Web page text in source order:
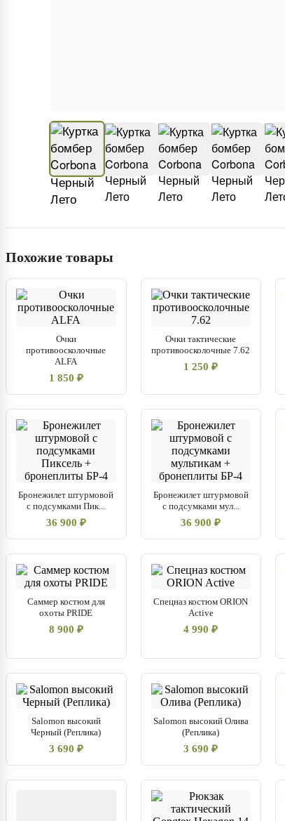
Похожие товары
Очки
противоосколочные
ALFA
1 850 ₽
Очки тактические
противоосколочные 7.62
1 250 ₽
Бронежилет штурмовой
с подсумками Пик...
36 900 ₽
Бронежилет штурмовой
с подсумками мул...
36 900 ₽
Саммер костюм для
охоты PRIDE
8 900 ₽
Спецназ костюм ORION
Active
4 990 ₽
Salomon высокий
Черный (Реплика)
3 690 ₽
Salomon высокий Олива
(Реплика)
3 690 ₽